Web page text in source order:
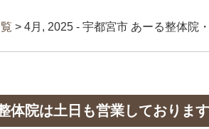
> 4月, 2025 - 宇都宮市 あーる整体院
体院は土日も営業しておりま